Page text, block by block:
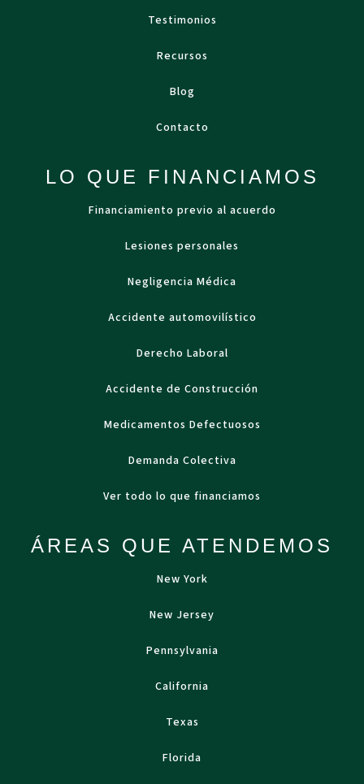
Testimonios
Recursos
Blog
Contacto
LO QUE FINANCIAMOS
Financiamiento previo al acuerdo
Lesiones personales
Negligencia Médica
Accidente automovilístico
Derecho Laboral
Accidente de Construcción
Medicamentos Defectuosos
Demanda Colectiva
Ver todo lo que financiamos
ÁREAS QUE ATENDEMOS
New York
New Jersey
Pennsylvania
California
Texas
Florida